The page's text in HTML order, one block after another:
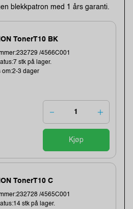
blekkpatron med 1 års garanti.
TonerT10 BK
/4566C001
stk på lager.
om:2-3 dager
Kjøp
TonerT10 C
/4565C001
stk på lager.